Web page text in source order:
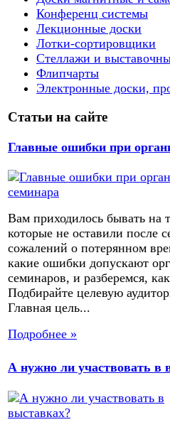
Конференц системы
Лекционные доски
Лотки-сортировщики
Стеллажи и
Флипчарты
Электронные доски,
Статьи на сайте
Главные ошибки при
Вам приходилось бывать на
которые не оставили после
сожалений о потерянном
какие ошибки допускают
семинаров, и разберемся,
Подбирайте целевую
Главная цель...
Подробнее »
А нужно ли участвовать в